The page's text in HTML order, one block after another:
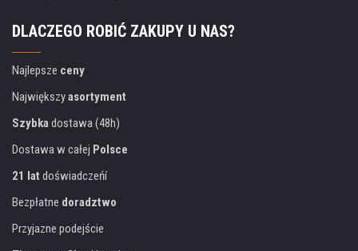
DLACZEGO ROBIĆ ZAKUPY U NAS?
Najlepsze ceny
Największyasortyment
Szybkadostawa (48h)
Dostawa w całej Polsce
21 lat doświadczeńí
Bezpłatne doradztwo
Przyjazne podejście